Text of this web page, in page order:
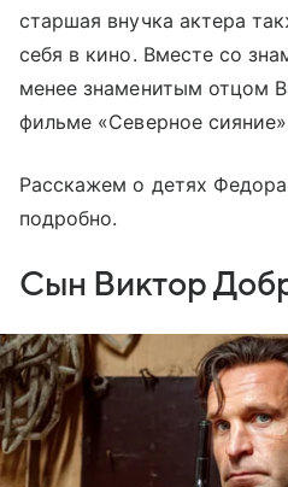
старшая внучка актера
себя в кино. Вместе со
менее знаменитым отцом
фильме «Северное
Расскажем о детях
подробно.
Сын Виктор